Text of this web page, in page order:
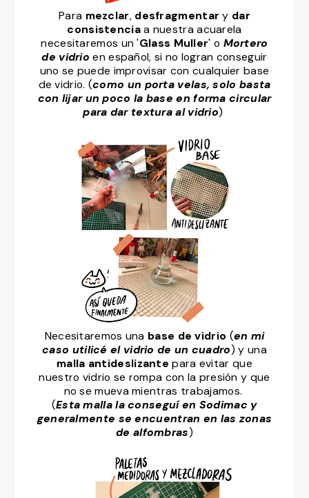
Para mezclar, desfragmentar y dar
consistenciaa nuestra acuarela
necesitaremos un 'Glass Muller' o Mortero
de vidrio en español, si no logran conseguir
uno se puede improvisar con cualquier base
de vidrio. (como un porta velas, solo basta
con lijar un poco la base en forma circular
para dar textura al vidrio)
Necesitaremos una base de vidrio (en mi
caso utilicé el vidrio de un cuadro) y una
malla antideslizante para evitar que
nuestro vidrio se rompa con la presión y que
no se mueva mientras trabajamos.
(Esta malla la conseguí en Sodimac y
generalmente se encuentran en las zonas
de alfombras)